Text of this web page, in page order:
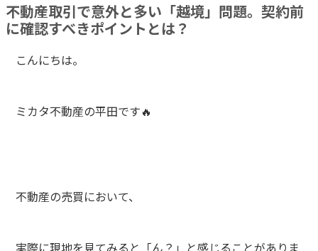
不動産取引で意外と多い「越境」問題。契約前
に確認すべきポイントとは？
こんにちは。
ミカタ不動産の平田です🔥
不動産の売買において、
実際に現地を見てみると「ん？」と感じることがありま